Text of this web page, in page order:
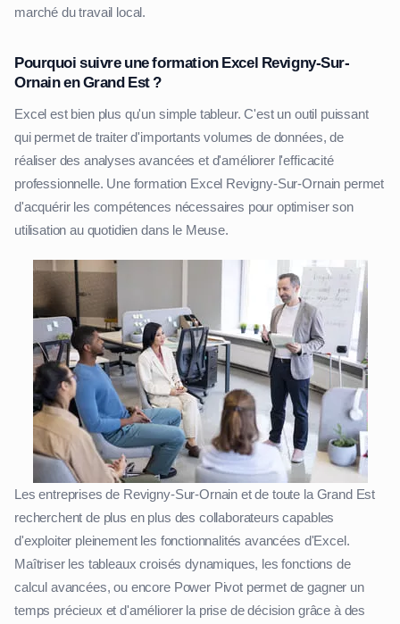
marché du travail local.
Pourquoi suivre une formation Excel Revigny-Sur-
Ornain en Grand Est ?
Excel est bien plus qu'un simple tableur. C'est un outil puissant
qui permet de traiter d'importants volumes de données, de
réaliser des analyses avancées et d'améliorer l'efficacité
professionnelle. Une formation Excel Revigny-Sur-Ornain permet
d'acquérir les compétences nécessaires pour optimiser son
utilisation au quotidien dans le Meuse.
Les entreprises de Revigny-Sur-Ornain et de toute la Grand Est
recherchent de plus en plus des collaborateurs capables
d'exploiter pleinement les fonctionnalités avancées d'Excel.
Maîtriser les tableaux croisés dynamiques, les fonctions de
calcul avancées, ou encore Power Pivot permet de gagner un
temps précieux et d'améliorer la prise de décision grâce à des